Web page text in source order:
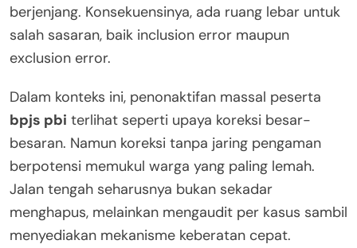
berjenjang. Konsekuensinya, ada ruang lebar untuk
salah sasaran, baik inclusion error maupun
exclusion error.
Dalam konteks ini, penonaktifan massal peserta
bpjs pbi terlihat seperti upaya koreksi besar-
besaran. Namun koreksi tanpa jaring pengaman
berpotensi memukul warga yang paling lemah.
Jalan tengah seharusnya bukan sekadar
menghapus, melainkan mengaudit per kasus sambil
menyediakan mekanisme keberatan cepat.